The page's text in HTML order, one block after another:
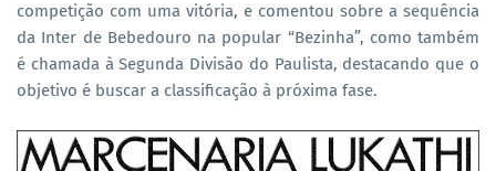
competição com uma vitória, e comentou sobre a sequência
da Inter de Bebedouro na popular “Bezinha”, como também
é chamada à Segunda Divisão do Paulista, destacando que o
objetivo é buscar a classificação à próxima fase.